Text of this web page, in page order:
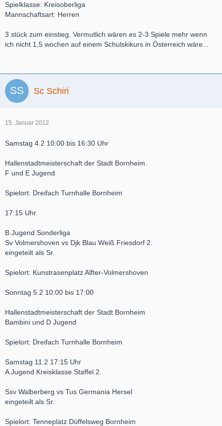
Spielklasse: Kreisoberliga
Mannschaftsart: Herren
3 stück zum einstieg. Vermutlich wären es 2-3 Spiele mehr wenn
ich nicht 1,5 wochen auf einem Schulskikurs in Österreich wäre...
Sc Schiri
15. Januar 2012
Samstag 4.2 10:00 bis 16:30 Uhr
Hallenstadtmeisterschaft der Stadt Bornheim.
F und E Jugend
Spielort: Dreifach Turnhalle Bornheim
17:15 Uhr
B Jugend Sonderliga
Sv Volmershoven vs Djk Blau Weiß Friesdorf 2.
eingeteilt als Sr.
Spielort: Kunstrasenplatz Alfter-Volmershoven
Sonntag 5.2 10:00 bis 17:00
Hallenstadtmeisterschaft der Stadt Bornheim
Bambini und D Jugend
Spielort: Dreifach Turnhalle Bornheim
Samstag 11.2 17:15 Uhr
A Jugend Kreisklasse Staffel 2.
Ssv Walberberg vs Tus Germania Hersel
eingeteilt als Sr.
Spielort: Tenneplatz Düffelsweg Bornheim